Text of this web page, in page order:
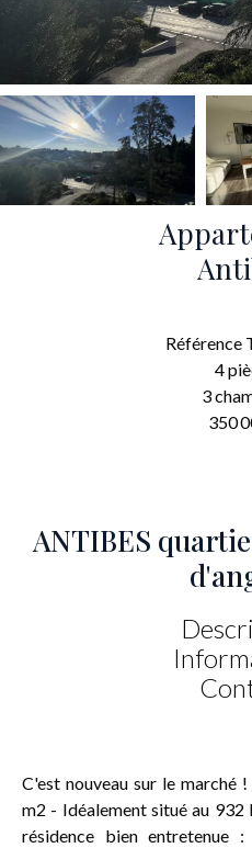
Référence
4
3
350
ANTIBES
C'est nouveau sur le marché
m2 - Idéalement situé au 932
résidence bien entretenue